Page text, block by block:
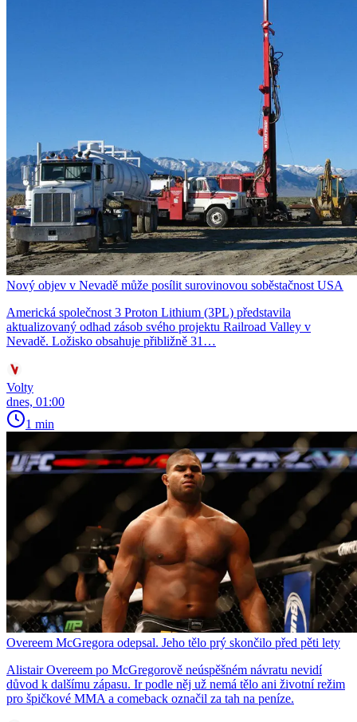
Nový objev v Nevadě může posílit surovinovou soběstačnost USA
Americká společnost 3 Proton Lithium (3PL) představila
aktualizovaný odhad zásob svého projektu Railroad Valley v
Nevadě. Ložisko obsahuje přibližně 31…
Volty
dnes, 01:00
1 min
Overeem McGregora odepsal. Jeho tělo prý skončilo před pěti lety
Alistair Overeem po McGregorově neúspěšném návratu nevidí
důvod k dalšímu zápasu. Ir podle něj už nemá tělo ani životní režim
pro špičkové MMA a comeback označil za tah na peníze.